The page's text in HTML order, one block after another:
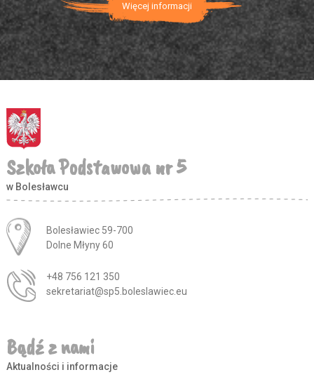
Więcej informacji
Szkoła Podstawowa nr 5
w Bolesławcu
Adres pocztowy:
Bolesławiec 59-700
Dolne Młyny 60
+48 756 121 350
sekretariat@sp5.boleslawiec.eu
Bądź z nami
Aktualności i informacje